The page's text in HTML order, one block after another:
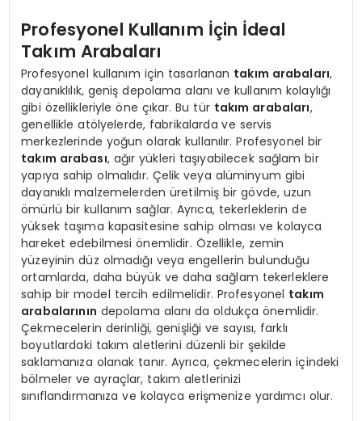
Profesyonel Kullanım İçin İdeal
Takım Arabaları
Profesyonel kullanım için tasarlanan takım arabaları,
dayanıklılık, geniş depolama alanı ve kullanım kolaylığı
gibi özellikleriyle öne çıkar. Bu tür takım arabaları,
genellikle atölyelerde, fabrikalarda ve servis
merkezlerinde yoğun olarak kullanılır. Profesyonel bir
takım arabası, ağır yükleri taşıyabilecek sağlam bir
yapıya sahip olmalıdır. Çelik veya alüminyum gibi
dayanıklı malzemelerden üretilmiş bir gövde, uzun
ömürlü bir kullanım sağlar. Ayrıca, tekerleklerin de
yüksek taşıma kapasitesine sahip olması ve kolayca
hareket edebilmesi önemlidir. Özellikle, zemin
yüzeyinin düz olmadığı veya engellerin bulunduğu
ortamlarda, daha büyük ve daha sağlam tekerleklere
sahip bir model tercih edilmelidir. Profesyonel takım
arabalarının depolama alanı da oldukça önemlidir.
Çekmecelerin derinliği, genişliği ve sayısı, farklı
boyutlardaki takım aletlerini düzenli bir şekilde
saklamanıza olanak tanır. Ayrıca, çekmecelerin içindeki
bölmeler ve ayraçlar, takım aletlerinizi
sınıflandırmanıza ve kolayca erişmenize yardımcı olur.